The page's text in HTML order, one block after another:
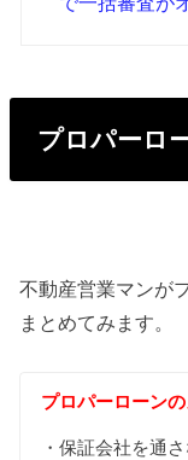
プロパーロ
不動産営業マンが
まとめてみます。
プロパーローン
・保証会社を通